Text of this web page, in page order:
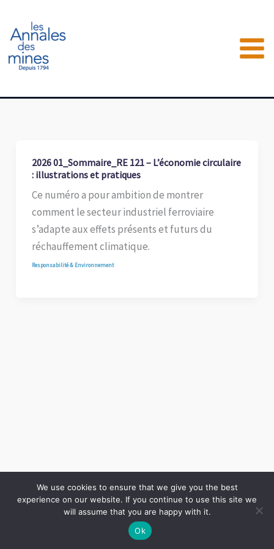
contenu
2026 01_Sommaire_RE 121 – L’économie circulaire
: illustrations et pratiques
Ce numéro a pour ambition de montrer
comment le secteur industriel ferroviaire
s’adapte aux effets présents et futurs du
réchauffement climatique.
Responsabilité & Environnement
Copyright © 2026 LES ANNALES DES MINES | Powered by Thème WordPress Astra
We use cookies to ensure that we give you the best
experience on our website. If you continue to use this site we
will assume that you are happy with it.
Ok